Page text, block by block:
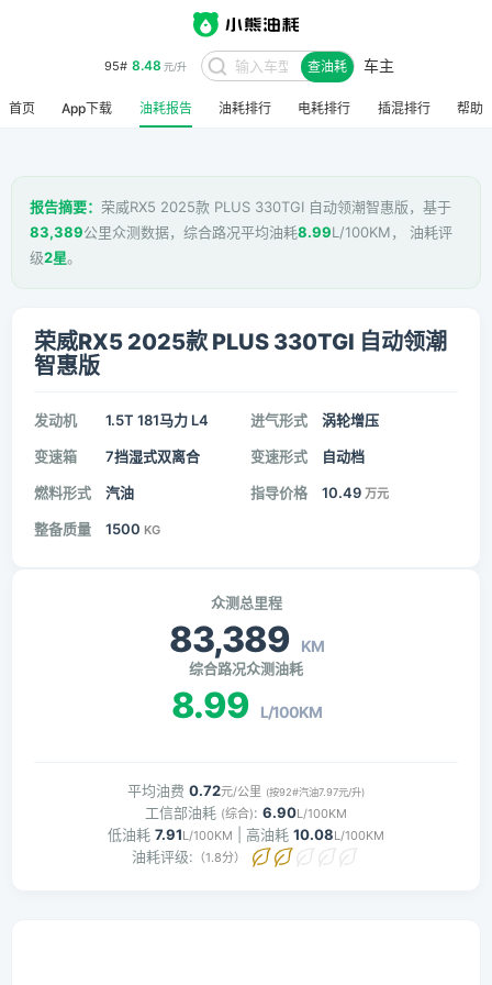
95# 8.48 元/升 查油耗 车主
首页 App下载 油耗报告 油耗排行 电耗排行 插混排行 帮助
报告摘要： 荣威RX5 2025款 PLUS 330TGI 自动领潮智惠版，基于
83,389公里众测数据，综合路况平均油耗8.99L/100KM， 油耗评
级2星。
荣威RX5 2025款 PLUS 330TGI 自动领潮
智惠版
发动机 1.5T 181马力 L4 进气形式 涡轮增压
变速箱 7挡湿式双离合 变速形式 自动档
燃料形式 汽油 指导价格 10.49 万元
整备质量 1500 KG
众测总里程
83,389 KM
综合路况众测油耗
8.99 L/100KM
平均油费 0.72元/公里 (按92#汽油7.97元/升)
工信部油耗 (综合): 6.90L/100KM
低油耗 7.91L/100KM | 高油耗 10.08L/100KM
油耗评级: （1.8分）